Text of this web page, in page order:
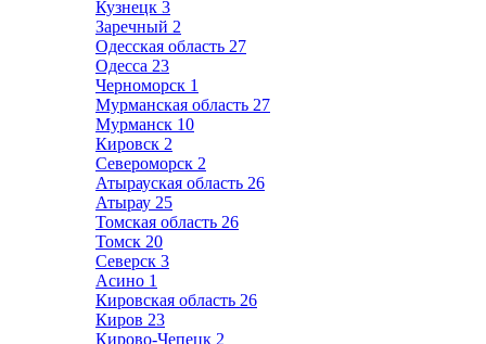
Кузнецк 3
Заречный 2
Одесская область 27
Одесса 23
Черноморск 1
Мурманская область 27
Мурманск 10
Кировск 2
Североморск 2
Атырауская область 26
Атырау 25
Томская область 26
Томск 20
Северск 3
Асино 1
Кировская область 26
Киров 23
Кирово-Чепецк 2